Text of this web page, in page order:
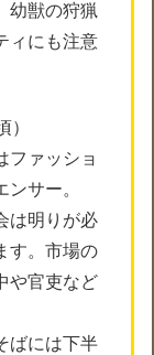
幼獣の狩猟
ィにも注意
ファッショ
サー。
は明りが必
す。市場の
や官吏など
ばには下半